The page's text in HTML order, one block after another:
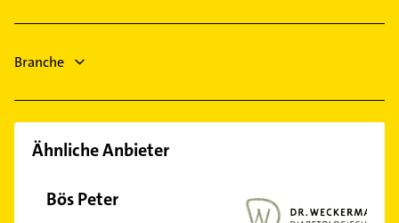
Fensterbauer
Immobilien
Branche
Ähnliche Anbieter
Bös Peter